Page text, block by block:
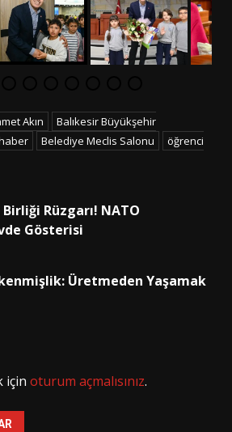
Akın
Balıkesir Büyükşehir
Belediye Meclis Salonu
öğrenci
Rüzgarı! NATO
Gösterisi
Üretmeden Yaşamak
için oturum açmalısınız.